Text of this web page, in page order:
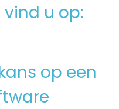
u op:
op een